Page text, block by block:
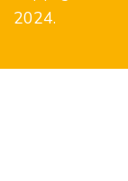
2024.